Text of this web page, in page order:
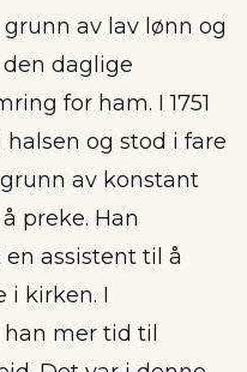
grunn av lav lønn og
daglige
for ham. I 1751
og stod i fare
av konstant
preke. Han
assistent til å
i kirken. I
mer tid til